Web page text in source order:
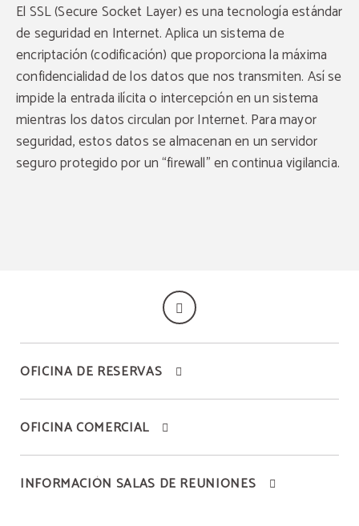
El SSL (Secure Socket Layer) es una tecnología estándar
de seguridad en Internet. Aplica un sistema de
encriptación (codificación) que proporciona la máxima
confidencialidad de los datos que nos transmiten. Así se
impide la entrada ilícita o intercepción en un sistema
mientras los datos circulan por Internet. Para mayor
seguridad, estos datos se almacenan en un servidor
seguro protegido por un “firewall” en continua vigilancia.
OFICINA DE RESERVAS
OFICINA COMERCIAL
INFORMACIÓN SALAS DE REUNIONES